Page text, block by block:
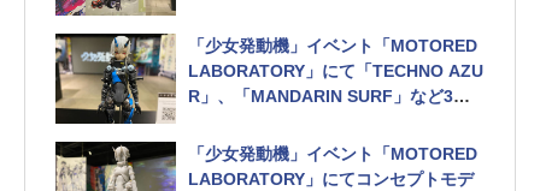
「少女発動機」イベント「MOTORED
LABORATORY」にて「TECHNO AZU
R」、「MANDARIN SURF」など3点
「少女発動機」イベント「MOTORED
LABORATORY」にてコンセプトモデ